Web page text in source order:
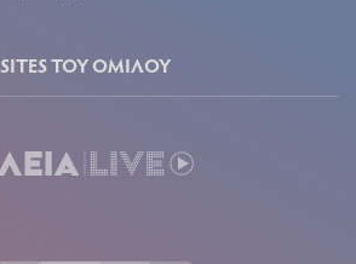
SITES ΤΟΥ ΟΜΙΛΟΥ